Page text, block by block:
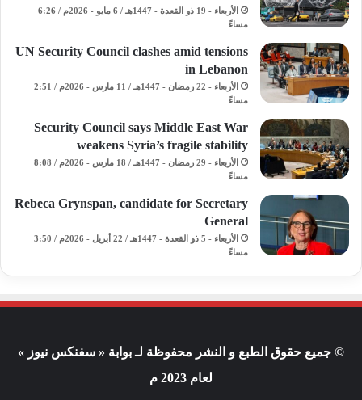
الأربعاء - 19 ذو القعدة - 1447هـ / 6 مايو - 2026م / 6:26
مساءً
UN Security Council clashes amid tensions
in Lebanon
الأربعاء - 22 رمضان - 1447هـ / 11 مارس - 2026م / 2:51
مساءً
Security Council says Middle East War
weakens Syria’s fragile stability
الأربعاء - 29 رمضان - 1447هـ / 18 مارس - 2026م / 8:08
مساءً
Rebeca Grynspan, candidate for Secretary
General
الأربعاء - 5 ذو القعدة - 1447هـ / 22 أبريل - 2026م / 3:50
مساءً
© جميع حقوق الطبع و النشر محفوظة لـ بوابة « سفنكس نيوز »
لعام 2023 م